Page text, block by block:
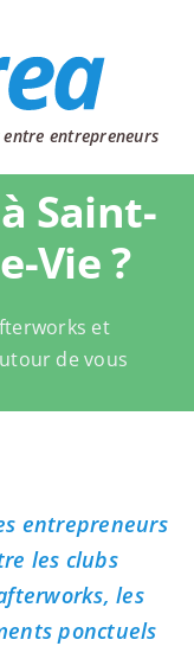
entre entrepreneurs
Saint-
Vie ?
et
de vous
entrepreneurs
les clubs
les
ponctuels